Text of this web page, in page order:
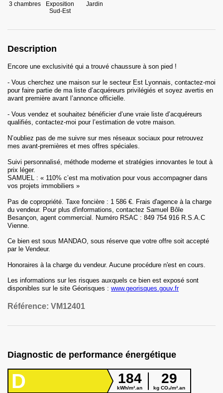
3 chambres
Exposition
Sud-Est
Jardin
Description
Encore une exclusivité qui a trouvé chaussure à son pied !
- Vous cherchez une maison sur le secteur Est Lyonnais, contactez-moi
pour faire partie de ma liste d’acquéreurs privilégiés et soyez avertis en
avant première avant l’annonce officielle.
- Vous vendez et souhaitez bénéficier d’une vraie liste d’acquéreurs
qualifiés, contactez-moi pour l’estimation de votre maison.
N’oubliez pas de me suivre sur mes réseaux sociaux pour retrouvez
mes avant-premières et mes offres spéciales.
Suivi personnalisé, méthode moderne et stratégies innovantes le tout à
prix léger.
SAMUEL : « 110% c’est ma motivation pour vous accompagner dans
vos projets immobiliers »
Pas de copropriété. Taxe foncière : 1 586 €. Frais d'agence à la charge
du vendeur. Pour plus d'informations, contactez Samuel Bôle
Besançon, agent commercial. Numéro RSAC : 849 754 916 R.S.A.C
Vienne.
Ce bien est sous MANDAO, sous réserve que votre offre soit accepté
par le Vendeur.
Honoraires à la charge du vendeur. Aucune procédure n'est en cours.
Les informations sur les risques auxquels ce bien est exposé sont
disponibles sur le site Géorisques : www.georisques.gouv.fr
Référence: VM12401
Diagnostic de performance énergétique
D 184
kWh/m².an
29
kg CO₂/m².an